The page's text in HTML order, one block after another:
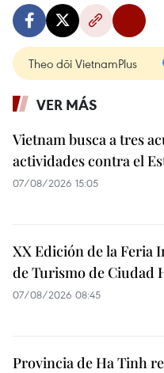
Theo dõi VietnamPlus
VER MÁS
Vietnam busca a tres
actividades contra el
07/08/2026 15:05
XX Edición de la Feria
de Turismo de Ciudad
07/08/2026 08:45
Provincia de Ha Tinh